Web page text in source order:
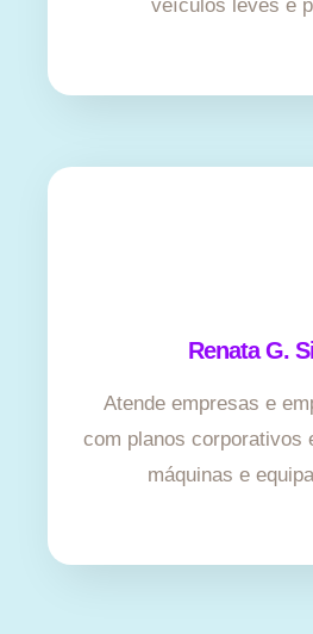
veículos leves e
Renata G.
Atende empresas e
com planos corporativos
máquinas e